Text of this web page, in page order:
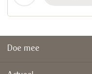
Doe mee